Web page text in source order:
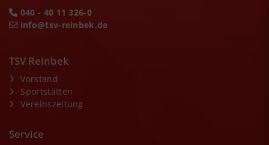
040 - 40 11 326-0
info@tsv-reinbek.de
TSV Reinbek
Vorstand
Sportstätten
Vereinszeitung
Service